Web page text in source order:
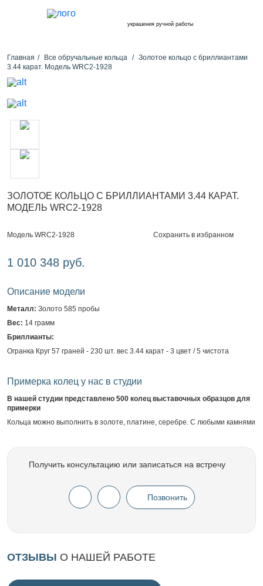
украшения ручной работы
Главная Все обручальные кольца
Золотое кольцо с бриллиантами
3.44 карат. Модель WRC2-1928
ЗОЛОТОЕ КОЛЬЦО С БРИЛЛИАНТАМИ 3.44 КАРАТ.
МОДЕЛЬ WRC2-1928
Модель WRC2-1928 Сохранить в избранном
1 010 348 руб.
Описание модели
Металл: Золото 585 пробы
Вес: 14 грамм
Бриллианты:
Огранка Круг 57 граней - 230 шт. вес 3.44 карат - 3 цвет / 5 чистота
Примерка колец у нас в студии
В нашей студии представлено 500 колец выставочных образцов для
примерки
Кольца можно выполнить в золоте, платине, серебре. С любыми камнями
Получить консультацию или записаться на встречу
Позвонить
ОТЗЫВЫ О НАШЕЙ РАБОТЕ